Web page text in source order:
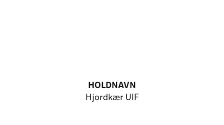
HOLDNAVN
Hjordkær UIF